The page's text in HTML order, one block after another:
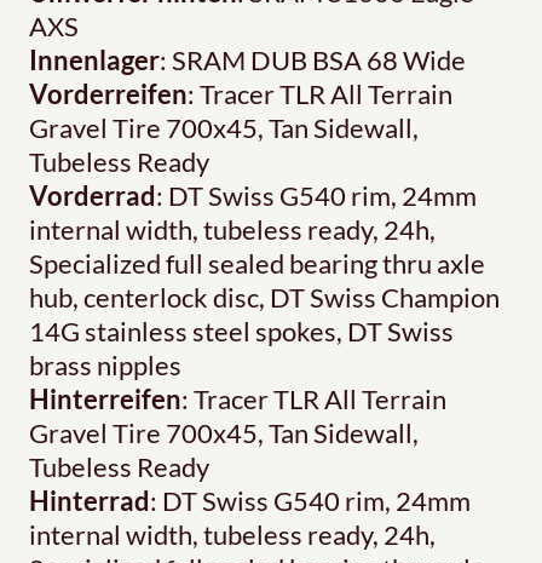
AXS
Innenlager: SRAM DUB BSA 68 Wide
Vorderreifen: Tracer TLR All Terrain
Gravel Tire 700x45, Tan Sidewall,
Tubeless Ready
Vorderrad: DT Swiss G540 rim, 24mm
internal width, tubeless ready, 24h,
Specialized full sealed bearing thru axle
hub, centerlock disc, DT Swiss Champion
14G stainless steel spokes, DT Swiss
brass nipples
Hinterreifen: Tracer TLR All Terrain
Gravel Tire 700x45, Tan Sidewall,
Tubeless Ready
Hinterrad: DT Swiss G540 rim, 24mm
internal width, tubeless ready, 24h,